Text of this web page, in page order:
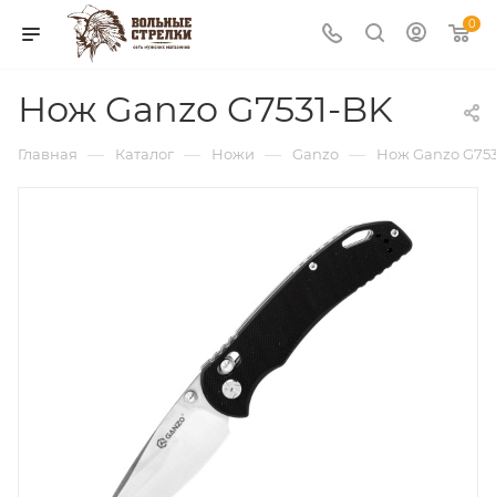
0
Нож Ganzo G7531-BK
Главная — Каталог — Ножи — Ganzo — Нож Ganzo